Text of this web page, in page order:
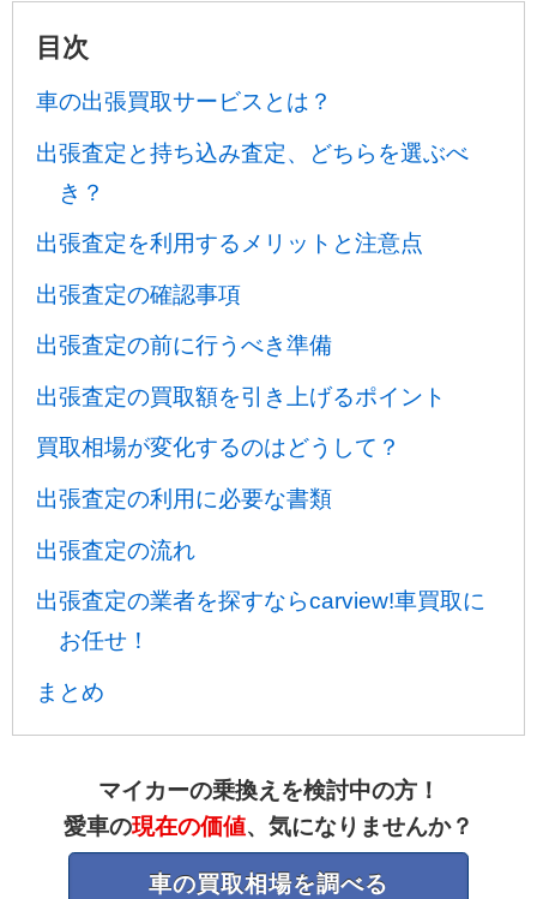
目次
車の出張買取サービスとは？
出張査定と持ち込み査定、どちらを選ぶべ
き？
出張査定を利用するメリットと注意点
出張査定の確認事項
出張査定の前に行うべき準備
出張査定の買取額を引き上げるポイント
買取相場が変化するのはどうして？
出張査定の利用に必要な書類
出張査定の流れ
出張査定の業者を探すならcarview!車買取に
お任せ！
まとめ
マイカーの乗換えを検討中の方！
愛車の現在の価値、気になりませんか？
車の買取相場を調べる